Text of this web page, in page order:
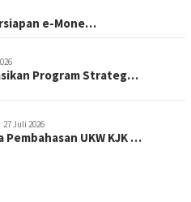
e-Mone…
Program Strateg…
27 Juli 2026
Pembahasan UKW KJK …